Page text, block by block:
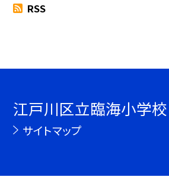
RSS
江戸川区立臨海小学校
サイトマップ